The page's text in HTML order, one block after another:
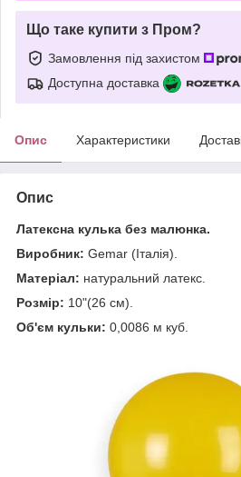
Що таке купити з Пром?
Замовлення під захистом
Доступна доставка
Опис Характеристики
Опис
Латексна кулька без малюнка.
Виробник: Gemar (Італія).
Матеріал: натуральний латекс.
Розмір: 10"(26 см).
Об'єм кульки: 0,0086 м куб.